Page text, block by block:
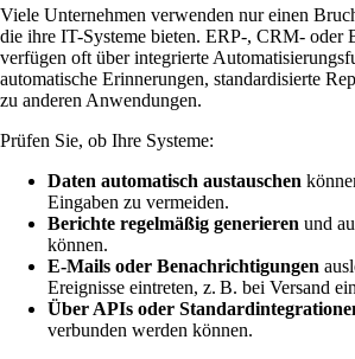
Viele Unternehmen verwenden nur einen
die ihre IT-Systeme bieten. ERP-, CRM- oder
verfügen oft über integrierte
automatische Erinnerungen, standardisierte
zu anderen Anwendungen.
Prüfen Sie, ob Ihre Systeme:
Daten automatisch austauschen
Eingaben zu vermeiden.
Berichte regelmäßig generieren und
können.
E-Mails oder Benachrichtigungen
Ereignisse eintreten, z. B. bei Versand
Über APIs oder
verbunden werden können.